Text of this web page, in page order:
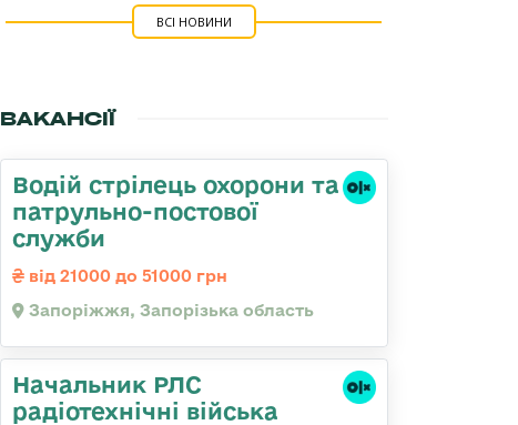
ВСІ НОВИНИ
ВАКАНСІЇ
Водій стрілець охорони та
патрульно-постової
служби
від 21000 до 51000 грн
Запоріжжя, Запорізька область
Начальник РЛС
радіотехнічні війська